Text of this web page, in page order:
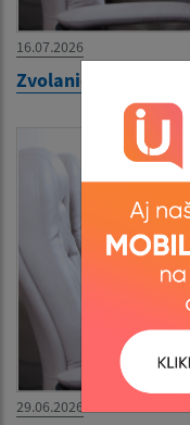
16.07.2026
Zvolanie 40.
29.06.2026